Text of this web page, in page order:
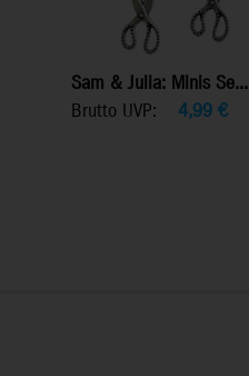
Sam & Julia: Minis Se...
Brutto UVP:
4,99€